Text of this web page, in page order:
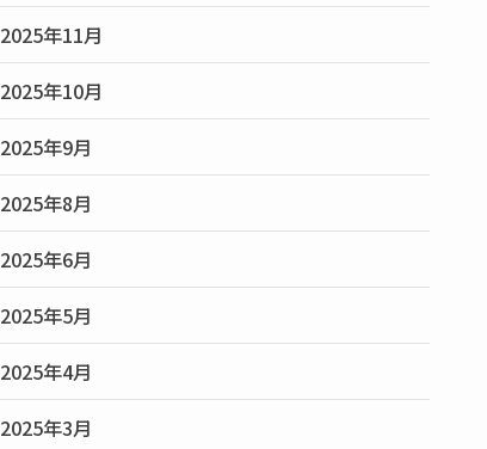
2025年11月
2025年10月
2025年9月
2025年8月
2025年6月
2025年5月
2025年4月
2025年3月